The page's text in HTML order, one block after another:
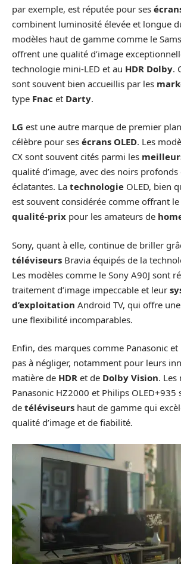
par exemple, est réputée pour ses
combinent luminosité élevée et longue
modèles haut de gamme comme le
offrent une qualité d’image
technologie mini-LED et au HDR Dolby.
sont souvent bien accueillis par les
type Fnac et Darty.
LG est une autre marque de premier
célèbre pour ses écrans OLED. Les
CX sont souvent cités parmi les
qualité d’image, avec des noirs
éclatantes. La technologie OLED, bien
est souvent considérée comme offrant
qualité-prix pour les amateurs de
Sony, quant à elle, continue de briller
téléviseurs Bravia équipés de la
Les modèles comme le Sony A90J sont
traitement d’image impeccable et leur
d’exploitation Android TV, qui offre
une flexibilité incomparables.
Enfin, des marques comme Panasonic
pas à négliger, notamment pour leurs
matière de HDR et de Dolby Vision. Les
Panasonic HZ2000 et Philips OLED+935
de téléviseurs haut de gamme qui
qualité d’image et de fiabilité.